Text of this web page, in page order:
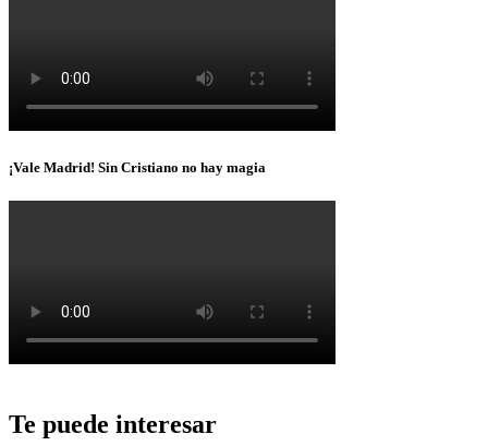
¡Vale Madrid! Sin Cristiano no hay magia
Te puede interesar